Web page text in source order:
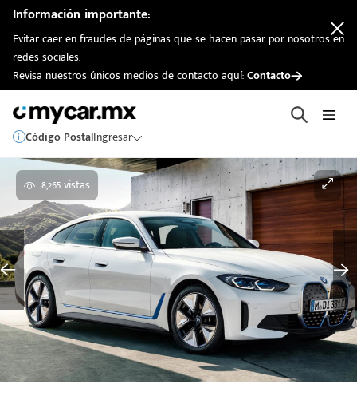
Información importante:
Evitar caer en fraudes de páginas que se hacen pasar por nosotros en
redes sociales.
Revisa nuestros únicos medios de contacto aquí:Contacto
Código PostalIngresar
8,265 vistas